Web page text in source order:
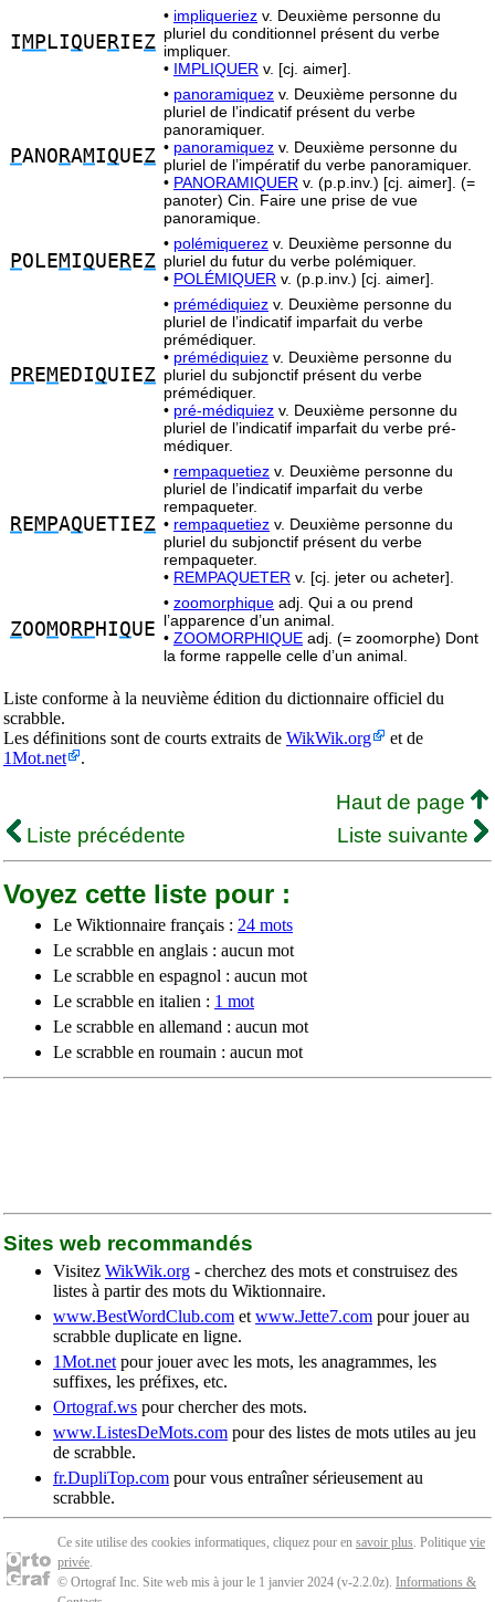
I MP LIQUE RIEZ
• impliqueriez v. Deuxième personne du
pluriel du conditionnel présent du verbe
impliquer.
• IMPLIQUER v. [cj. aimer].
PANO RAMIQUEZ
• panoramiquez v. Deuxième personne du
pluriel de l’indicatif présent du verbe
panoramiquer.
• panoramiquez v. Deuxième personne du
pluriel de l’impératif du verbe panoramiquer.
• PANORAMIQUER v. (p.p.inv.) [cj. aimer]. (=
panoter) Cin. Faire une prise de vue
panoramique.
POLEMIQUE REZ
• polémiquerez v. Deuxième personne du
pluriel du futur du verbe polémiquer.
• POLÉMIQUER v. (p.p.inv.) [cj. aimer].
PREM EDIQUIEZ
• prémédiquiez v. Deuxième personne du
pluriel de l’indicatif imparfait du verbe
prémédiquer.
• prémédiquiez v. Deuxième personne du
pluriel du subjonctif présent du verbe
prémédiquer.
• pré-médiquiez v. Deuxième personne du
pluriel de l’indicatif imparfait du verbe pré-
médiquer.
REMPAQUETIEZ
• rempaquetiez v. Deuxième personne du
pluriel de l’indicatif imparfait du verbe
rempaqueter.
• rempaquetiez v. Deuxième personne du
pluriel du subjonctif présent du verbe
rempaqueter.
• REMPAQUETER v. [cj. jeter ou acheter].
ZOOMO RP HIQUE
• zoomorphique adj. Qui a ou prend
l’apparence d’un animal.
• ZOOMORPHIQUE adj. (= zoomorphe) Dont
la forme rappelle celle d’un animal.
Liste conforme à la neuvième édition du dictionnaire officiel du
scrabble.
Les définitions sont de courts extraits de WikWik.org
et de
1Mot.net
.
Haut de page
Liste précédente
Liste suivante
Voyez cette liste pour :
Le Wiktionnaire français : 24 mots
Le scrabble en anglais : aucun mot
Le scrabble en espagnol : aucun mot
Le scrabble en italien : 1 mot
Le scrabble en allemand : aucun mot
Le scrabble en roumain : aucun mot
Sites web recommandés
Visitez WikWik.org - cherchez des mots et construisez des
listes à partir des mots du Wiktionnaire.
www.BestWordClub.com et www.Jette7.com pour jouer au
scrabble duplicate en ligne.
1Mot.net pour jouer avec les mots, les anagrammes, les
suffixes, les préfixes, etc.
Ortograf.ws pour chercher des mots.
www.ListesDeMots.com pour des listes de mots utiles au jeu
de scrabble.
fr.DupliTop.com pour vous entraîner sérieusement au
scrabble.
Ce site utilise des cookies informatiques, cliquez pour en savoir plus. Politique vie
privée.
© Ortograf Inc. Site web mis à jour le 1 janvier 2024 (v-2.2.0z). Informations &